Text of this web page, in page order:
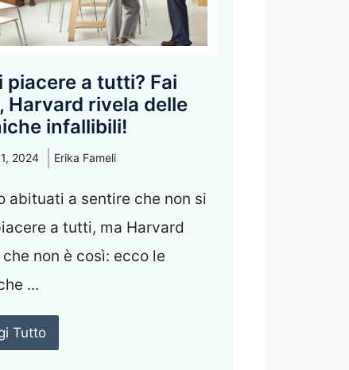
piacere a tutti? Fai
Harvard rivela delle
infallibili!
2024 Erika Fameli
abituati a sentire che non si
a tutti, ma Harvard
non è così: ecco le
...
Tutto